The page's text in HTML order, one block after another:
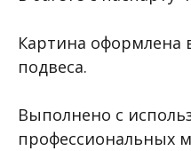
Картина оформлена
подвеса.
Выполнено с
профессиональных